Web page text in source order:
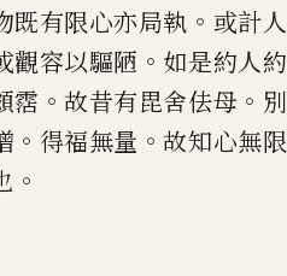
既有限心亦局執 。 或計人
觀容以驅陋 。 如是約人約
霑 。故昔有毘舍佉母 。 別
。 得福無量 。故知心無限
。